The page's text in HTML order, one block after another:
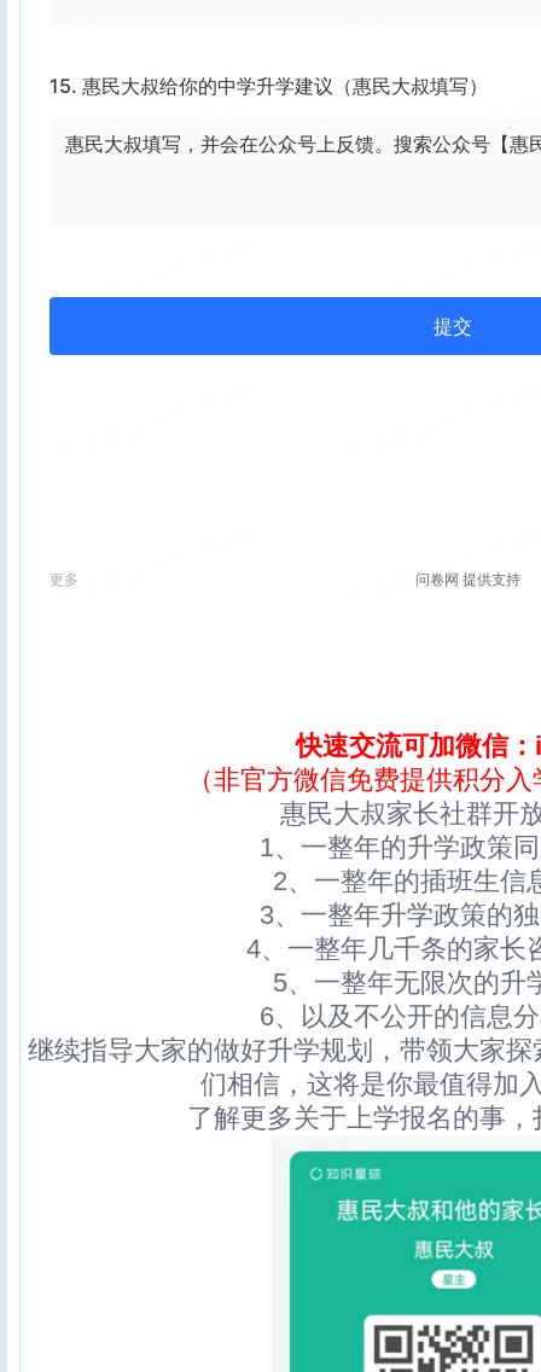
快速交流可加微信
（非官方微信免费提供积分
惠民大叔家长社群开
1、一整年的升学政策
2、一整年的插班生信
3、一整年升学政策的
4、一整年几千条的家长
5、一整年无限次的升
6、以及不公开的信息
继续指导大家的做好升学规划，带领大家
们相信，这将是你最值得加
了解更多关于上学报名的事